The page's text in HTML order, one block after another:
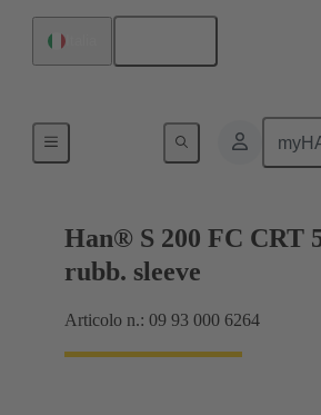
Han® S 200 FC CRT
rubb. sleeve
Articolo n.: 09 93 000 6264